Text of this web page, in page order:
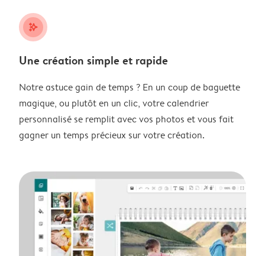
stars_plus
Une création simple et rapide
Notre astuce gain de temps ? En un coup de baguette
magique, ou plutôt en un clic, votre calendrier
personnalisé se remplit avec vos photos et vous fait
gagner un temps précieux sur votre création.